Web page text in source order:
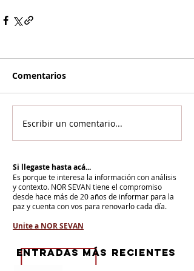
Comentarios
Escribir un comentario...
Si llegaste hasta acá...
Es porque te interesa la información con análisis
y contexto. NOR SEVAN tiene el compromiso
desde hace más de 20 años de informar para la
paz y cuenta con vos para renovarlo cada día.
Unite a NOR SEVAN
eNTRADAS MÁS RECIENTES